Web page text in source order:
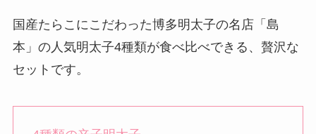
国産たらこにこだわった博多明太子の名店「島
本」の人気明太子4種類が食べ比べできる、贅沢な
セットです。